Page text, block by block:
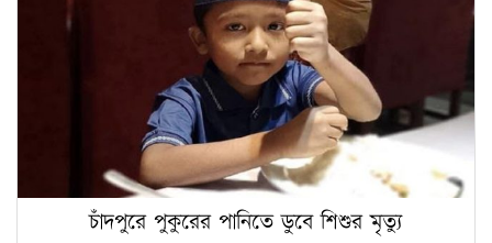
চাঁদপুরে পুকুরের পানিতে ডুবে শিশুর মৃত্যু